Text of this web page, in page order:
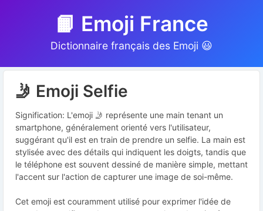
📙 Emoji France
Dictionnaire français des Emoji 😃
🤳 Emoji Selfie
Signification: L'emoji 🤳 représente une main tenant un
smartphone, généralement orienté vers l'utilisateur,
suggérant qu'il est en train de prendre un selfie. La main est
stylisée avec des détails qui indiquent les doigts, tandis que
le téléphone est souvent dessiné de manière simple, mettant
l'accent sur l'action de capturer une image de soi-même.
Cet emoji est couramment utilisé pour exprimer l'idée de